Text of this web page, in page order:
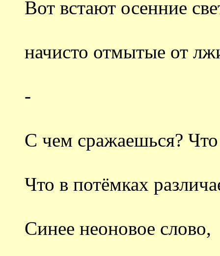
Вот встают осенние
начисто отмытые от
-
С чем сражаешься?
Что в потёмках
Синее неоновое слово,